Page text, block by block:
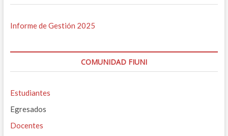
Informe de Gestión 2025
COMUNIDAD FIUNI
Estudiantes
Egresados
Docentes